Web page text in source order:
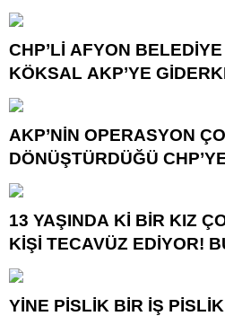
CHP’Lİ AFYON
KÖKSAL AKP’YE
GÖTÜRÜYOR!
AKP’NİN OPERASYON
DÖNÜŞTÜRDÜĞÜ
DAHA!
13 YAŞINDA Kİ BİR KIZ
KİŞİ TECAVÜZ EDİYOR!
NEREYE SAVRULDU
YİNE PİSLİK BİR İŞ